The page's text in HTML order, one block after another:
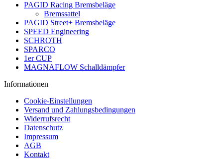
PAGID Racing Bremsbeläge
Bremssattel
PAGID Street+ Bremsbeläge
SPEED Engineering
SCHROTH
SPARCO
1er CUP
MAGNAFLOW Schalldämpfer
Informationen
Cookie-Einstellungen
Versand und Zahlungsbedingungen
Widerrufsrecht
Datenschutz
Impressum
AGB
Kontakt